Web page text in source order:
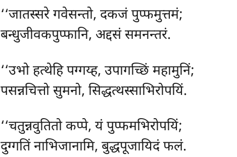
‘‘जातस्सरेगवेसन्तो, दकजं पुप्फमुत्तमं;
बन्धुजीवकपुप्फानि, अद्दसं समनन्तरं.
‘‘उभो हत्थेहि पग्गय्ह, उपागच्छिं महामुनिं;
पसन्नचित्तो सुमनो, सिद्धत्थस्साभिरोपयिं.
‘‘चतुन्नवुतितोकप्पे, यं पुप्फमभिरोपयिं;
दुग्गतिं नाभिजानामि, बुद्धपूजायिदं फलं.